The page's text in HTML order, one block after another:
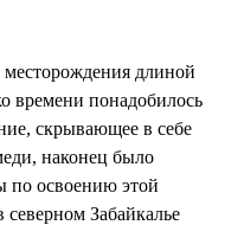
длиной
времени понадобилось
скрывающее в себе
наконец было
по освоению этой
Забайкалье